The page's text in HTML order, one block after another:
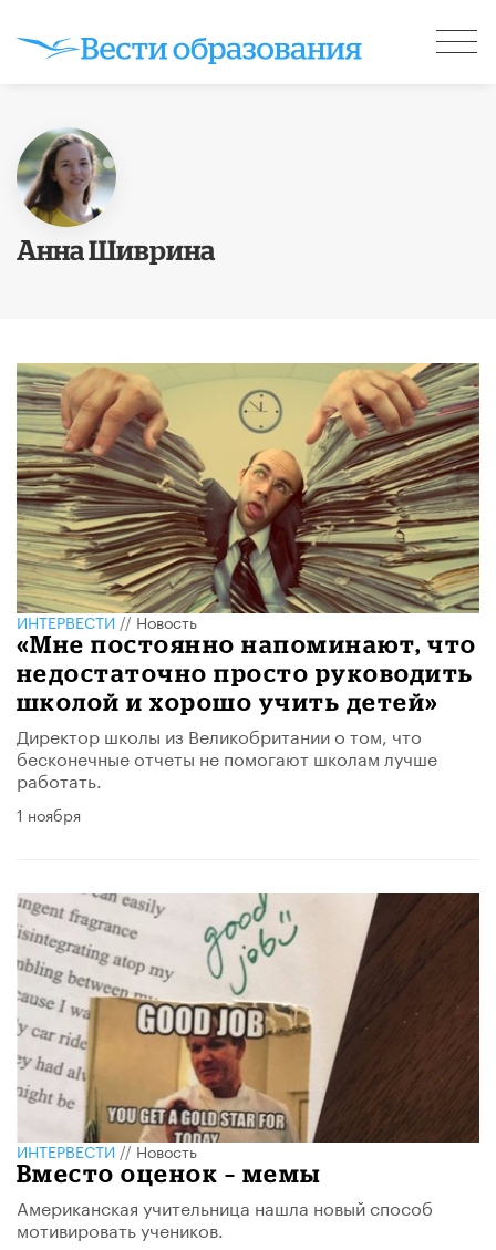
Анна Шиврина
ИНТЕРВЕСТИ//Новость
«Мне постоянно напоминают, что
недостаточно просто руководить
школой и хорошо учить детей»
Директор школы из Великобритании о том, что
бесконечные отчеты не помогают школам лучше
работать.
1 ноября
ИНТЕРВЕСТИ//Новость
Вместо оценок – мемы
Американская учительница нашла новый способ
мотивировать учеников.